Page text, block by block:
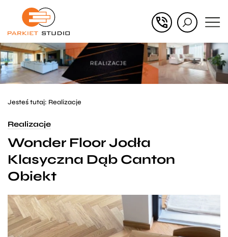
Przejdź
głównego
Przejdź
menu
w
stopce
Jesteś tutaj: Realizacje
Realizacje
Wonder Floor Jodła
Klasyczna Dąb Canton
Obiekt